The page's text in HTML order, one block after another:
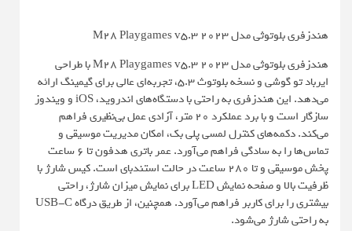
هندزفری بلوتوثی مدل M28 Playgames v5.3 2023
هندزفری بلوتوثی مدل M28 Playgames v5.3 2023 با طراحی
ایرباد تو گوشی و نسخه بلوتوث 5.3، تجربه‌ای عالی برای گیمینگ ارائه
می‌دهد. این هندزفری به راحتی با دستگاه‌های اندروید، iOS و ویندوز
سازگار است و با برد عملکرد 20 متر، آزادی عمل بی‌نظیری فراهم
می‌کند. دکمه‌های کنترل لمسی پلی بک، امکان مدیریت موسیقی و
تماس‌ها را به سادگی فراهم می‌آورد. عمر باتری هدفون تا 6 ساعت
پخش موسیقی و تا 280 ساعت در حالت استندبای است. کیس شارژ با
ظرفیت بالا و صفحه نمایش LED برای نمایش میزان شارژ، راحتی
بیشتری را برای کاربر فراهم می‌آورد. همچنین، از طریق درگاه USB-C
به راحتی شارژ می‌شود.